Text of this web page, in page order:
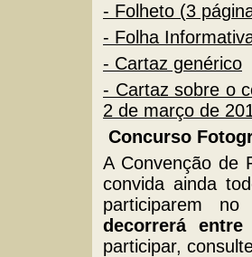
- Folheto (3
- Folha
- Cartaz genérico
- Cartaz sobre o
2 de março de
Concurso
A Convenção de
convida ainda
participarem
decorrerá
participar,